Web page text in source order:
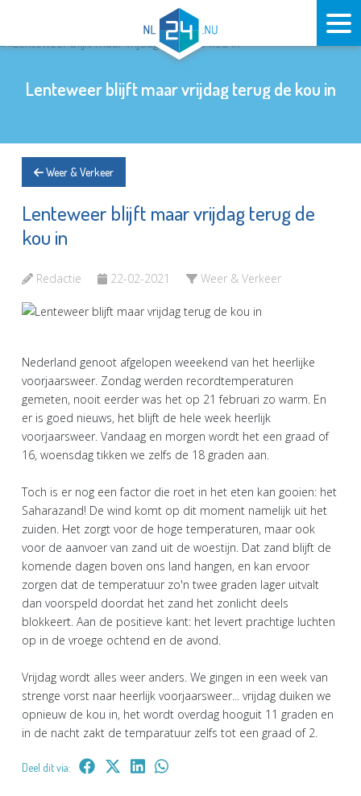
Lenteweer blijft maar vrijdag terug de kou in
Weer & Verkeer
Lenteweer blijft maar vrijdag terug de
kou in
Redactie 22-02-2021 Weer & Verkeer
Nederland genoot afgelopen weeekend van het heerlijke
voorjaarsweer. Zondag werden recordtemperaturen
gemeten, nooit eerder was het op 21 februari zo warm. En
er is goed nieuws, het blijft de hele week heerlijk
voorjaarsweer. Vandaag en morgen wordt het een graad of
16, woensdag tikken we zelfs de 18 graden aan.
Toch is er nog een factor die roet in het eten kan gooien: het
Saharazand! De wind komt op dit moment namelijk uit het
zuiden. Het zorgt voor de hoge temperaturen, maar ook
voor de aanvoer van zand uit de woestijn. Dat zand blijft de
komende dagen boven ons land hangen, en kan ervoor
zorgen dat de temperatuur zo'n twee graden lager uitvalt
dan voorspeld doordat het zand het zonlicht deels
blokkeert. Aan de positieve kant: het levert prachtige luchten
op in de vroege ochtend en de avond.
Vrijdag wordt alles weer anders. We gingen in een week van
strenge vorst naar heerlijk voorjaarsweer... vrijdag duiken we
opnieuw de kou in, het wordt overdag hooguit 11 graden en
in de nacht zakt de temparatuur zelfs tot een graad of 2.
Deel dit via: